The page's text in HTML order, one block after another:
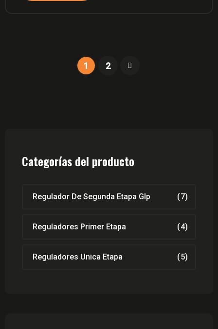
1 2
Categorías del producto
Regulador De Segunda Etapa Glp (7)
Reguladores Primer Etapa (4)
Reguladores Unica Etapa (5)